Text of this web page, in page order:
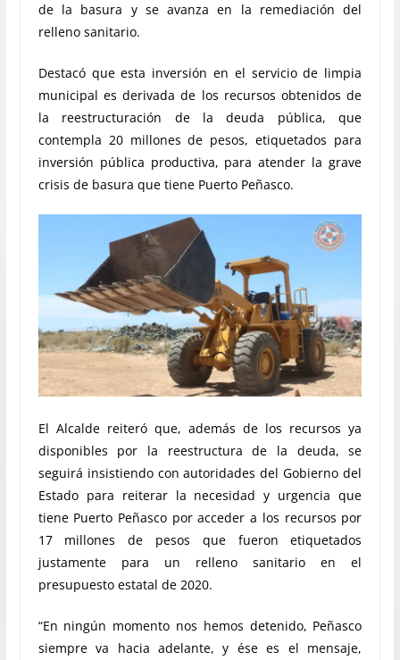
de la basura y se avanza en la remediación del
relleno sanitario.
Destacó que esta inversión en el servicio de limpia
municipal es derivada de los recursos obtenidos de
la reestructuración de la deuda pública, que
contempla 20 millones de pesos, etiquetados para
inversión pública productiva, para atender la grave
crisis de basura que tiene Puerto Peñasco.
El Alcalde reiteró que, además de los recursos ya
disponibles por la reestructura de la deuda, se
seguirá insistiendo con autoridades del Gobierno del
Estado para reiterar la necesidad y urgencia que
tiene Puerto Peñasco por acceder a los recursos por
17 millones de pesos que fueron etiquetados
justamente para un relleno sanitario en el
presupuesto estatal de 2020.
“En ningún momento nos hemos detenido, Peñasco
siempre va hacia adelante, y ése es el mensaje,